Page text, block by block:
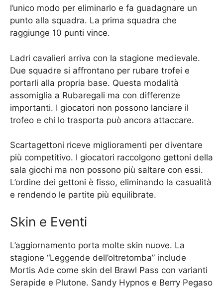
l’unico modo per eliminarlo e fa guadagnare un
punto alla squadra. La prima squadra che
raggiunge 10 punti vince.
Ladri cavalieri arriva con la stagione medievale.
Due squadre si affrontano per rubare trofei e
portarli alla propria base. Questa modalità
assomiglia a Rubaregali ma con differenze
importanti. I giocatori non possono lanciare il
trofeo e chi lo trasporta può ancora attaccare.
Scartagettoni riceve miglioramenti per diventare
più competitivo. I giocatori raccolgono gettoni della
sala giochi ma non possono più saltare con essi.
L’ordine dei gettoni è fisso, eliminando la casualità
e rendendo le partite più equilibrate.
Skin e Eventi
L’aggiornamento porta molte skin nuove. La
stagione “Leggende dell’oltretomba” include
Mortis Ade come skin del Brawl Pass con varianti
Serapide e Plutone. Sandy Hypnos e Berry Pegaso